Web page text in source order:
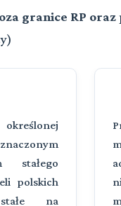
granice RP
stałego
polskich
na